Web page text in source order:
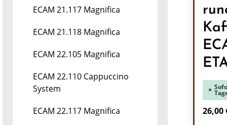
ECAM 21.117 Magnifica
ECAM 21.118 Magnifica
ECAM 22.105 Magnifica
ECAM 22.110 Cappuccino
System
ECAM 22.117 Magnifica
26,00